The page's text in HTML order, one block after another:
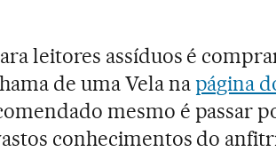
leitores assíduos é
de uma Vela napágina
mesmo é passar
conhecimentos do